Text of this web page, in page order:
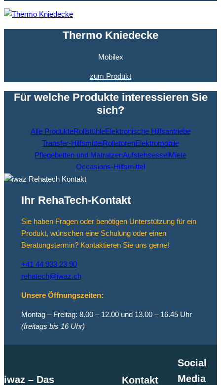
Thermo Kniedecke
Mobilex
zum Produkt
Für welche Produkte interessieren Sie
sich?
Alle ProdukteRollstühleElektronische Hilfsantriebe
Transfer-HilfsmittelRollatorenElektromobile
Pflegebetten und MatratzenAufstehsesselMiete
Occasions-Hilfsmittel
Ihr RehaTech-Kontakt
Sie haben Fragen oder benötigen Unterstützung für ein
Produkt, wünschen eine Schulung oder einen
Beratungstermin? Kontaktieren Sie uns gerne!
+41 44 933 23 90
rehatech@iwaz.ch
Unsere Öffnungszeiten:
Montag – Freitag: 8.00 – 12.00 und 13.00 – 16.45 Uhr
(freitags bis 16 Uhr)
iwaz – Das Kontakt
Social
Media